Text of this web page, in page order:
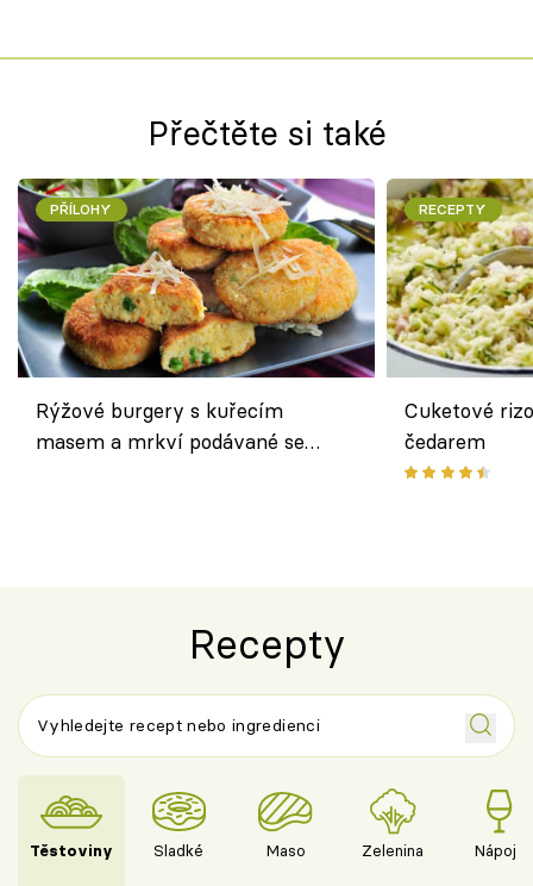
Přečtěte si také
PŘÍLOHY
Rýžové burgery s kuřecím
masem a mrkví podávané se
RECEPTY
Cuketové
čedarem
Recepty
Těstoviny Sladké Maso Zelenina Nápoje